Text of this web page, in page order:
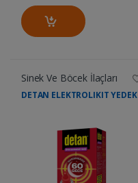
Sinek Ve Böcek İlaçları
DETAN ELEKTROLIKIT YEDEK